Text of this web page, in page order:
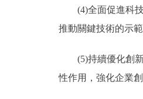
(4)全面促進科技
推動關鍵技術的示
(5)持續優化創新
性作用，強化企業